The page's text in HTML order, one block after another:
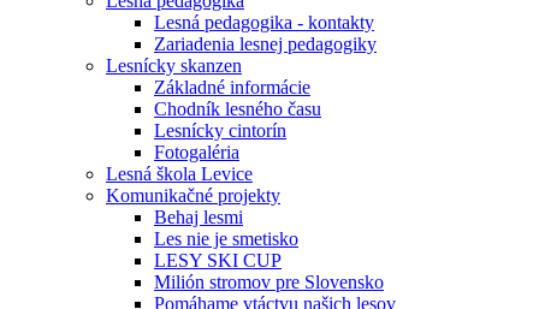
Lesná pedagogika - kontakty
Zariadenia lesnej pedagogiky
Lesnícky skanzen
Základné informácie
Chodník lesného času
Lesnícky cintorín
Fotogaléria
Lesná škola Levice
Komunikačné projekty
Behaj lesmi
Les nie je smetisko
LESY SKI CUP
Milión stromov pre Slovensko
Pomáhame vtáctvu našich lesov